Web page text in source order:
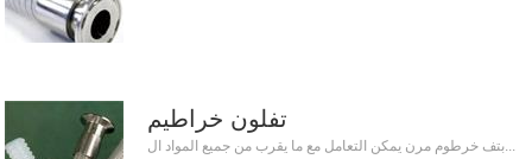
تفلون خراطيم
بتف خرطوم مرن يمكن التعامل مع ما يقرب من جميع المواد ال...